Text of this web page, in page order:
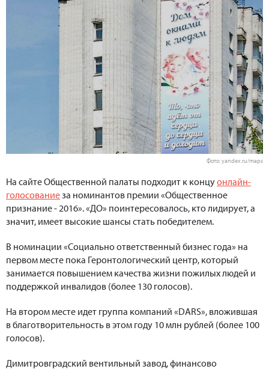
Фото: yandex.ru/maps
На сайте Общественной палаты подходит к концуонлайн-
голосованиеза номинантов премии «Общественное
признание - 2016». «ДО» поинтересовалось, кто лидирует, а
значит, имеет высокие шансы стать победителем.
В номинации «Социально ответственный бизнес года» на
первом месте пока Геронтологический центр, который
занимается повышением качества жизни пожилых людей и
поддержкой инвалидов (более 130 голосов).
На втором месте идет группа компаний «DARS», вложившая
в благотворительность в этом году 10 млн рублей (более 100
голосов).
Димитровградский вентильный завод, финансово